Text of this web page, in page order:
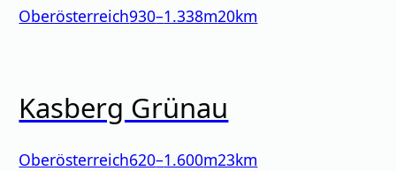
Oberösterreich930–1.338m20km
Kasberg Grünau
Oberösterreich620–1.600m23km